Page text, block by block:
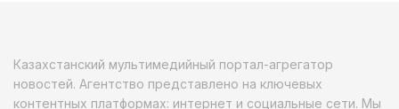
Казахстанский мультимедийный портал-агрегатор
новостей. Агентство представлено на ключевых
контентных платформах: интернет и социальные сети. Мы